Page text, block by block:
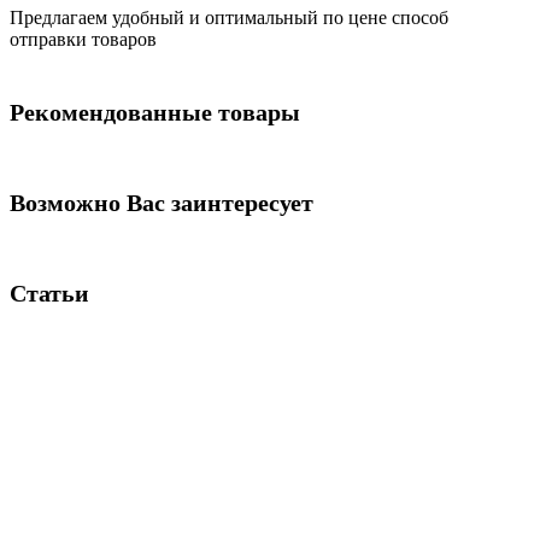
Предлагаем удобный и оптимальный по цене способ
отправки товаров
Рекомендованные товары
Возможно Вас заинтересует
Статьи